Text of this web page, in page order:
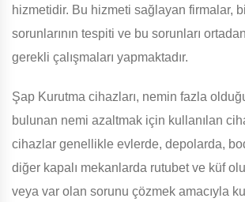
hizmetidir. Bu hizmeti sağlayan firmalar,
sorunlarının tespiti ve bu sorunları
gerekli çalışmaları yapmaktadır.
Şap Kurutma cihazları, nemin fazla
bulunan nemi azaltmak için kullanılan
cihazlar genellikle evlerde, depolarda,
diğer kapalı mekanlarda rutubet ve küf
veya var olan sorunu çözmek amacıyla